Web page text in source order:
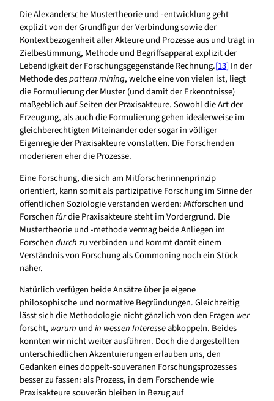
Die Alexandersche Mustertheorie und -entwicklung geht
explizit von der Grundfigur der Verbindung sowie der
Kontextbezogenheit aller Akteure und Prozesse aus und trägt in
Zielbestimmung, Methode und Begriffsapparat explizit der
Lebendigkeit der Forschungsgegenstände Rechnung.[13] In der
Methode despattern mining, welche eine von vielen ist, liegt
die Formulierung der Muster (und damit der Erkenntnisse)
maßgeblich auf Seiten der Praxisakteure. Sowohl die Art der
Erzeugung, als auch die Formulierung gehen idealerweise im
gleichberechtigten Miteinander oder sogar in völliger
Eigenregie der Praxisakteure vonstatten. Die Forschenden
moderieren eher die Prozesse.
Eine Forschung, die sich am Mitforscherinnenprinzip
orientiert, kann somit als partizipative Forschung im Sinne der
öffentlichen Soziologie verstanden werden:Mitforschen und
Forschenfürdie Praxisakteure steht im Vordergrund. Die
Mustertheorie und -methode vermag beide Anliegen im
Forschendurchzu verbinden und kommt damit einem
Verständnis von Forschung als Commoning noch ein Stück
näher.
Natürlich verfügen beide Ansätze über je eigene
philosophische und normative Begründungen. Gleichzeitig
lässt sich die Methodologie nicht gänzlich von den Fragen wer
forscht, warum undin wessen Interesseabkoppeln. Beides
konnten wir nicht weiter ausführen. Doch die dargestellten
unterschiedlichen Akzentuierungen erlauben uns, den
Gedanken eines doppelt-souveränen Forschungsprozesses
besser zu fassen: als Prozess, in dem Forschende wie
Praxisakteure souverän bleiben in Bezug auf